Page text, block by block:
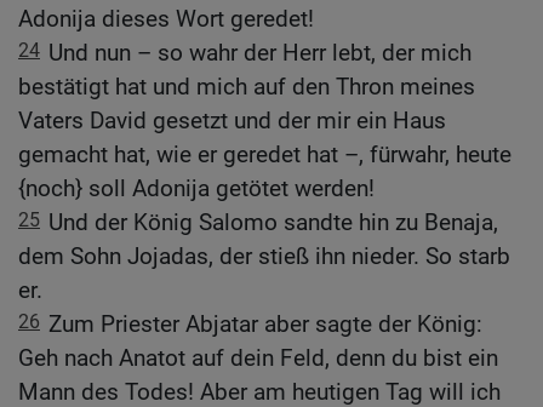
Adonija dieses Wort geredet!
24 Und nun – so wahr der Herr lebt, der mich
bestätigt hat und mich auf den Thron meines
Vaters David gesetzt und der mir ein Haus
gemacht hat, wie er geredet hat –, fürwahr, heute
{noch} soll Adonija getötet werden!
25 Und der König Salomo sandte hin zu Benaja,
dem Sohn Jojadas, der stieß ihn nieder. So starb
er.
26 Zum Priester Abjatar aber sagte der König:
Geh nach Anatot auf dein Feld, denn du bist ein
Mann des Todes! Aber am heutigen Tag will ich